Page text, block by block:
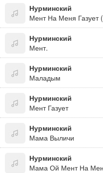
Нурминский
Нурминский
Мент.
Нурминский
Маладым
Нурминский
Мент Газует
Нурминский
Мама Выличи
Нурминский